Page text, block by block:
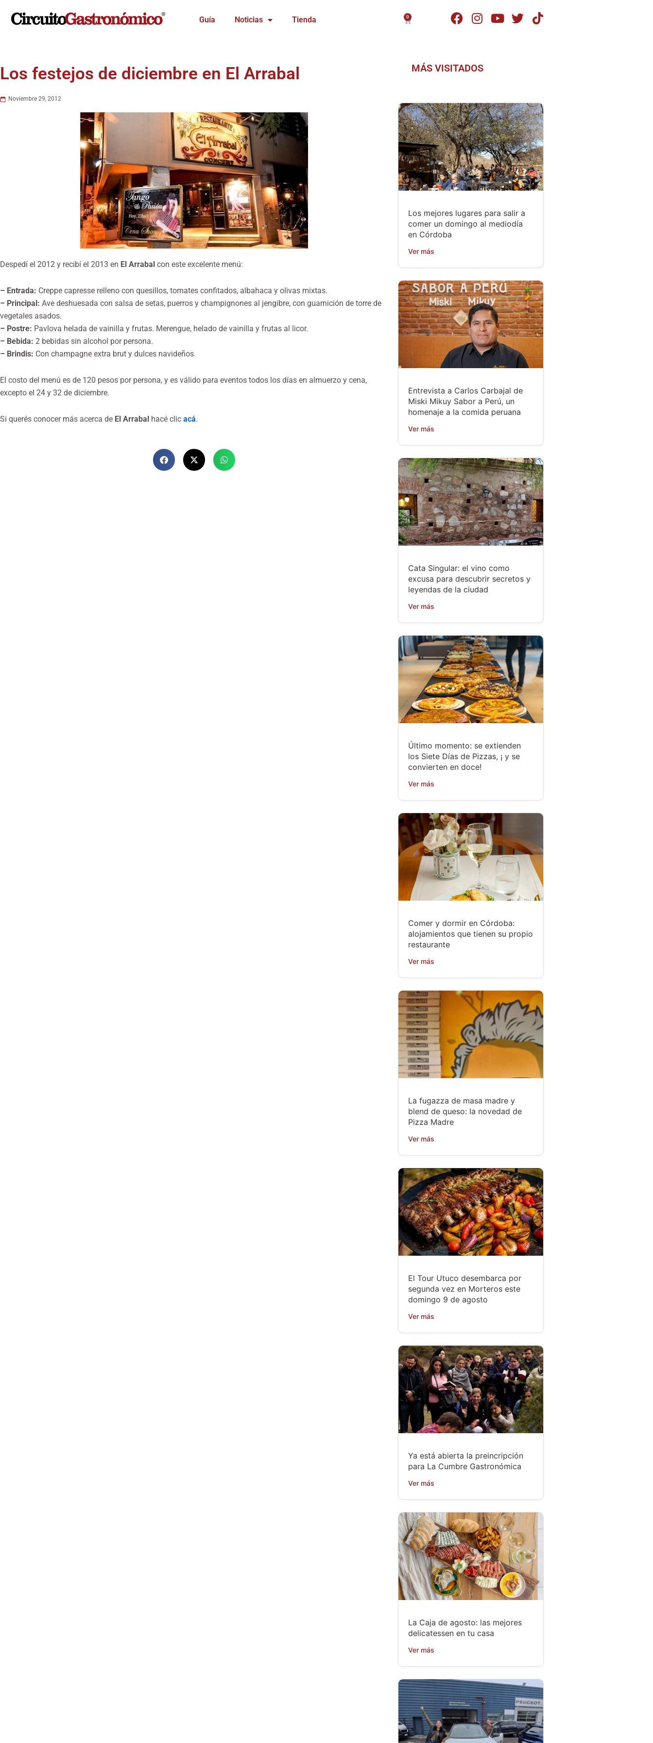
Guía Noticias Tienda 0
Carrito
Los festejos de diciembre en El Arrabal
Noviembre 29, 2012
Despedí el 2012 y recibí el 2013 en El Arrabal con este excelente menú:
– Entrada: Creppe capresse relleno con quesillos, tomates confitados, albahaca y olivas mixtas.
– Principal: Ave deshuesada con salsa de setas, puerros y champignones al jengibre, con guarnición de torre de
vegetales asados.
– Postre: Pavlova helada de vainilla y frutas. Merengue, helado de vainilla y frutas al licor.
– Bebida: 2 bebidas sin alcohol por persona.
– Brindis: Con champagne extra brut y dulces navideños.
El costo del menú es de 120 pesos por persona, y es válido para eventos todos los días en almuerzo y cena,
excepto el 24 y 32 de diciembre.
Si querés conocer más acerca de El Arrabal hacé clic acá.
MÁS VISITADOS
Los mejores lugares para salir a
comer un domingo al mediodía
en Córdoba
Ver más
Entrevista a Carlos Carbajal de
Miski Mikuy Sabor a Perú, un
homenaje a la comida peruana
Ver más
Cata Singular: el vino como
excusa para descubrir secretos y
leyendas de la ciudad
Ver más
Último momento: se extienden
los Siete Días de Pizzas, ¡ y se
convierten en doce!
Ver más
Comer y dormir en Córdoba:
alojamientos que tienen su propio
restaurante
Ver más
La fugazza de masa madre y
blend de queso: la novedad de
Pizza Madre
Ver más
El Tour Utuco desembarca por
segunda vez en Morteros este
domingo 9 de agosto
Ver más
Ya está abierta la preincripción
para La Cumbre Gastronómica
Ver más
La Caja de agosto: las mejores
delicatessen en tu casa
Ver más